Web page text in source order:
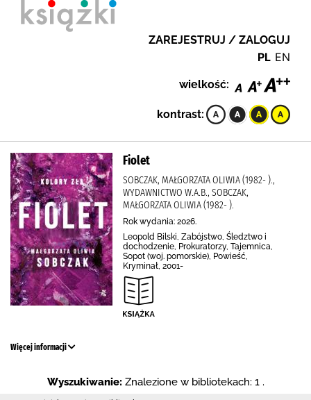
ZAREJESTRUJ / ZALOGUJ
PL EN
wielkość:
kontrast:
Fiolet
SOBCZAK, MAŁGORZATA OLIWIA (1982- ).,
WYDAWNICTWO W.A.B., SOBCZAK,
MAŁGORZATA OLIWIA (1982- ).
Rok wydania: 2026.
Leopold Bilski, Zabójstwo, Śledztwo i
dochodzenie, Prokuratorzy, Tajemnica,
Sopot (woj. pomorskie), Powieść,
Kryminał, 2001-
Więcej informacji
Wyszukiwanie: Znalezione w bibliotekach: 1 .